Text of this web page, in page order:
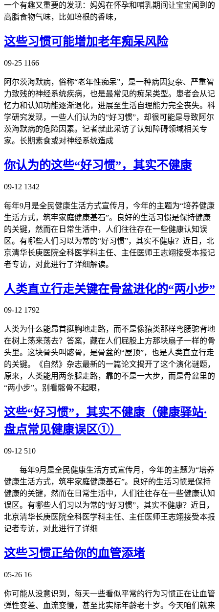
一个有趣又重要的发现：妈妈在怀孕和哺乳期间让宝宝闻到的
高脂食物气味，比如培根的香味，
这些习惯可能增加老年痴呆风险
09-25 1166
阿尔茨海默病，俗称“老年性痴呆”，是一种病因复杂、严重智
力致残的神经系统疾病，也是最常见的痴呆类型。患者会从记
忆力和认知功能逐渐退化，进展至生活自理能力完全丧失。科
学研究发现，一些人们认为的“好习惯”，却很可能是导致阿尔
茨海默病的危险因素。记者就此采访了认知障碍领域相关专
家。长期素食或对神经系统造成
你认为的这些“好习惯”，其实不健康
09-12 1342
每年9月是全民健康生活方式宣传月，今年的主题为“培养健康
生活方式，筑牢家庭健康基石”。良好的生活习惯是保持健康
的关键，然而在日常生活中，人们往往存在一些健康认知误
区。有哪些人们习以为常的“好习惯”，其实不健康？近日，北
京清华长庚医院全科医学科主任、主任医师王志翊接受本报记
者专访，对此进行了详细解读。
人类直立行走关键在骨盆进化的“两小步”
09-12 1792
人类为什么能昂首挺胸地走路，而不是像猿类那样弯腰驼背地
在树上荡来荡去？答案，藏在人们屁股上方那块扇子一样的骨
头里。这块骨头叫髂骨，是骨盆的“屋顶”，也是人类直立行走
的关键。《自然》杂志最新的一篇论文揭开了这个演化谜题，
原来，人类能用两条腿走路，靠的不是一大步，而是骨盆里的
“两小步”。别看髂骨不起眼，
这些“好习惯”，其实不健康（健康驿站·
盘点常见健康误区①）
09-12 510
每年9月是全民健康生活方式宣传月，今年的主题为“培养
健康生活方式，筑牢家庭健康基石”。良好的生活习惯是保持
健康的关键，然而在日常生活中，人们往往存在一些健康认知
误区。有哪些人们习以为常的“好习惯”，其实不健康？近日，
北京清华长庚医院全科医学科主任、主任医师王志翊接受本报
记者专访，对此进行了详细
这些习惯正给你的血管添堵
05-26 16
你可能从没意识到，每天一些看似平常的行为习惯正在让血管
弹性变差、血流变慢，甚至比实际年龄老十岁。今天咱们就来